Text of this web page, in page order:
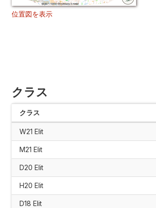
位置図を表示
クラス
クラス
W21 Elit
M21 Elit
D20 Elit
H20 Elit
D18 Elit